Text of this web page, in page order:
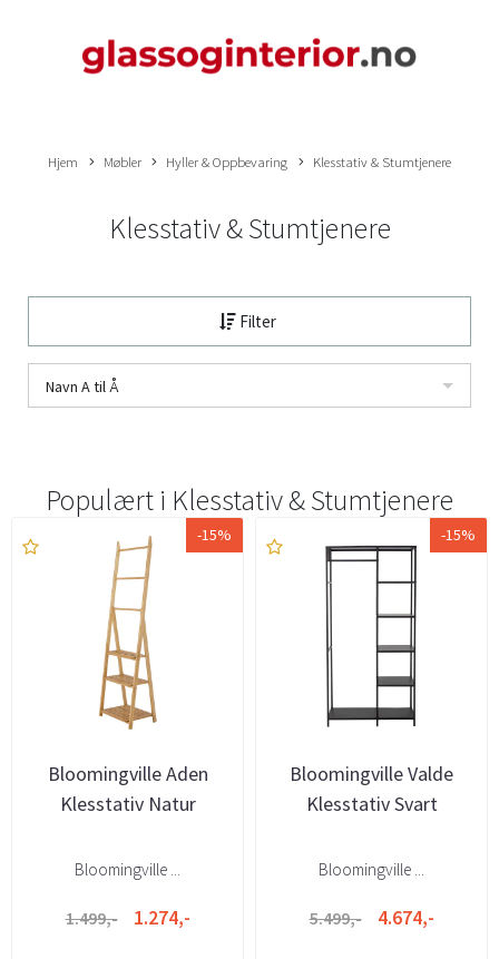
Hjem Møbler Hyller & Oppbevaring Klesstativ & Stumtjenere
Klesstativ & Stumtjenere
Filter
Navn A til Å
Populært i Klesstativ & Stumtjenere
-15%
Bloomingville Aden
Klesstativ Natur
Bloomingville ...
1.499,- 1.274,-
-15%
Bloomingville Valde
Klesstativ Svart
Bloomingville ...
5.499,- 4.674,-